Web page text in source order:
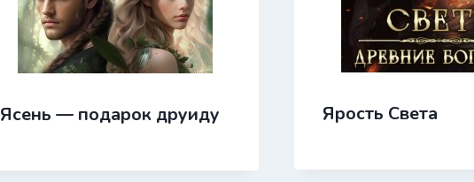
Ясень — подарок друиду Ярость Света